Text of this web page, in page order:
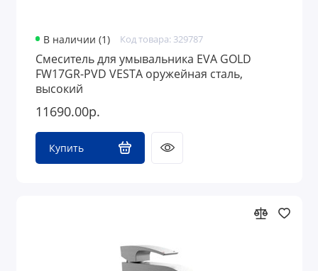
В наличии (1) Код товара: 329787
Смеситель для умывальника EVA GOLD
FW17GR-PVD VESTA оружейная сталь,
высокий
11690.00р.
Купить